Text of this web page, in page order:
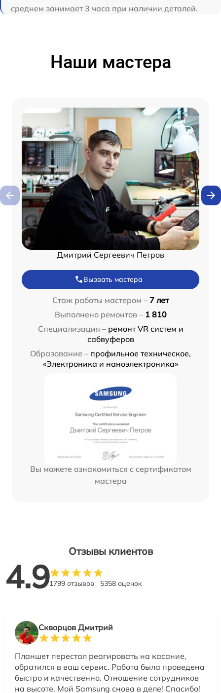
среднем занимает 3 часа при наличии деталей.
Наши мастера
Дмитрий Сергеевич Петров
Вызвать мастера
Стаж работы мастером – 7 лет
Выполнено ремонтов – 1 810
Специализация – ремонт VR систем и
сабвуферов
Образование – профильное техническое,
«Электроника и наноэлектроника»
Вы можете ознакомиться с сертификатом
мастера
Отзывы клиентов
4.91799 отзывов 5358 оценок
Скворцов Дмитрий
Планшет перестал реагировать на касание,
обратился в ваш сервис. Работа была проведена
быстро и качественно. Отношение сотрудников
на высоте. Мой Samsung снова в деле! Спасибо!